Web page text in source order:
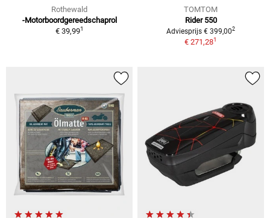
Rothewald
-Motorboordgereedschaprol
€ 39,991
TOMTOM
Rider 550
Adviesprijs € 399,002
€ 271,281